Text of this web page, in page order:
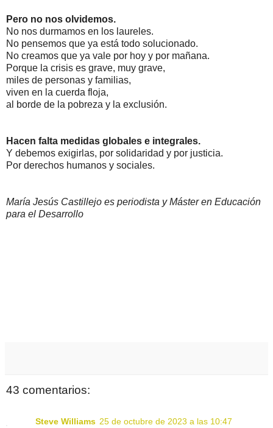
Pero no nos olvidemos.
No nos durmamos en los laureles.
No pensemos que ya está todo solucionado.
No creamos que ya vale por hoy y por mañana.
Porque la crisis es grave, muy grave,
miles de personas y familias,
viven en la cuerda floja,
al borde de la pobreza y la exclusión.
Hacen falta medidas globales e integrales.
Y debemos exigirlas, por solidaridad y por justicia.
Por derechos humanos y sociales.
María Jesús Castillejo es periodista y Máster en Educación
para el Desarrollo
43 comentarios:
Steve Williams 25 de octubre de 2023 a las 10:47